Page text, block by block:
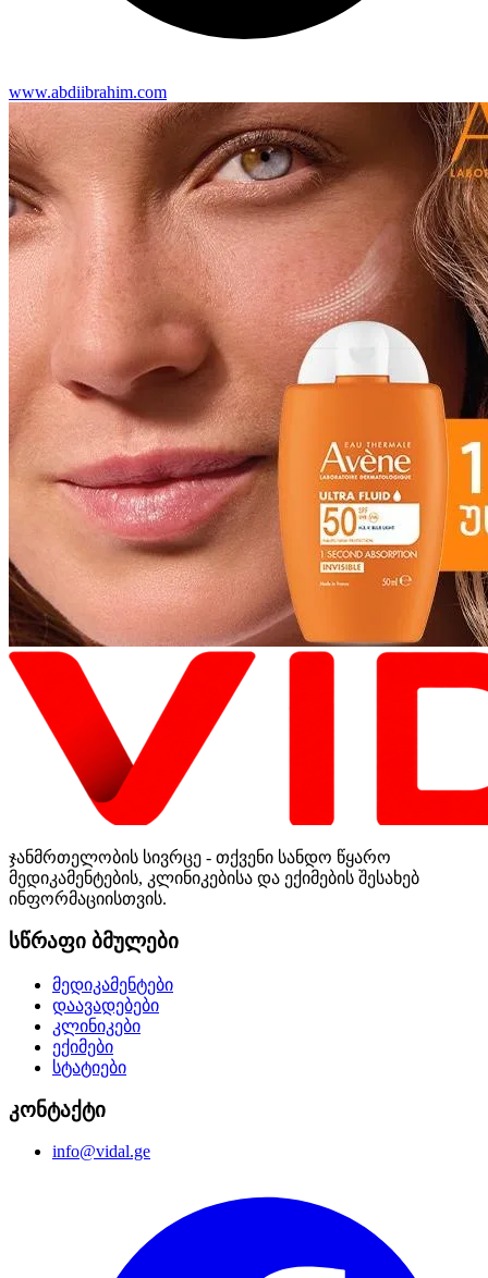
www.abdiibrahim.com
ჯანმრთელობის სივრცე - თქვენი სანდო წყარო
მედიკამენტების, კლინიკებისა და ექიმების შესახებ
ინფორმაციისთვის.
სწრაფი ბმულები
მედიკამენტები
დაავადებები
კლინიკები
ექიმები
სტატიები
კონტაქტი
info@vidal.ge